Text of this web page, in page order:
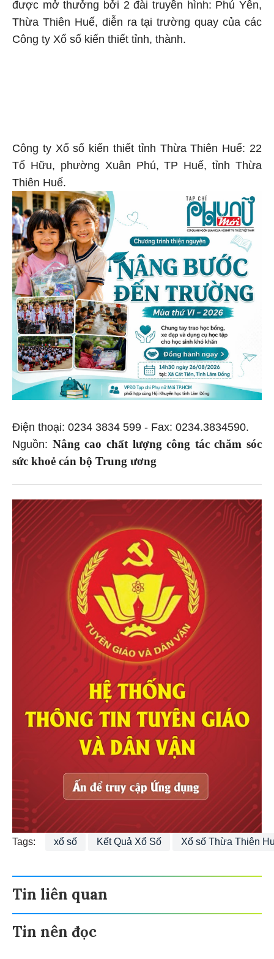
được mở thưởng bởi 2 đài truyền hình: Phú Yên,
Thừa Thiên Huế, diễn ra tại trường quay của các
Công ty Xổ số kiến thiết tỉnh, thành.
Công ty Xổ số kiến thiết tỉnh Thừa Thiên Huế: 22
Tố Hữu, phường Xuân Phú, TP Huế, tỉnh Thừa
Thiên Huế.
Điện thoại: 0234 3834 599 - Fax: 0234.3834590.
Nguồn: Nâng cao chất lượng công tác chăm sóc
sức khoẻ cán bộ Trung ương
Tags: xổ số Kết Quả Xổ Số Xổ số Thừa Thiên
Tin liên quan
Tin nên đọc